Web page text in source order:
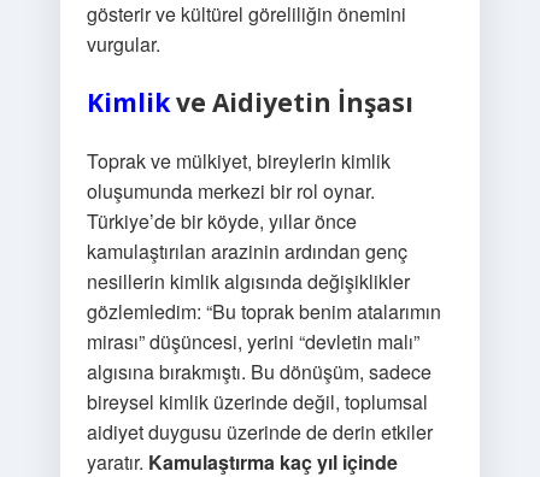
gösterir ve kültürel göreliliğin önemini
vurgular.
Kimlikve Aidiyetin İnşası
Toprak ve mülkiyet, bireylerin kimlik
oluşumunda merkezi bir rol oynar.
Türkiye’de bir köyde, yıllar önce
kamulaştırılan arazinin ardından genç
nesillerin kimlik algısında değişiklikler
gözlemledim: “Bu toprak benim atalarımın
mirası” düşüncesi, yerini “devletin malı”
algısına bırakmıştı. Bu dönüşüm, sadece
bireysel kimlik üzerinde değil, toplumsal
aidiyet duygusu üzerinde de derin etkiler
yaratır. Kamulaştırma kaç yıl içinde